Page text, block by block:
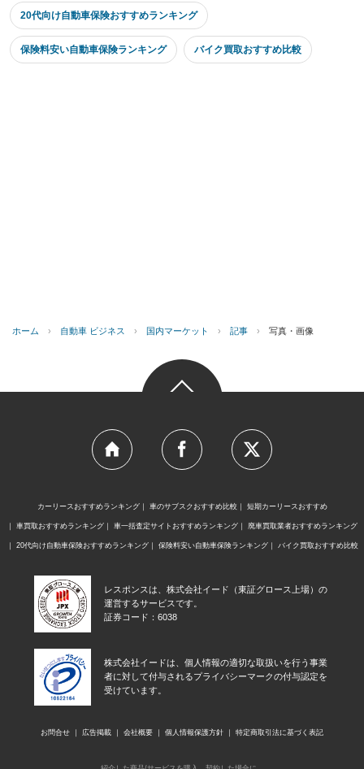
20代向け自動車保険おすすめランキング
保険料安い自動車保険ランキング バイク買取おすすめ比較
ホーム › 自動車 ビジネス › 国内マーケット › 記事 › 写真・画像
カーリースおすすめランキング 車のサブスクおすすめ比較 短期カーリースおすすめ
車買取おすすめランキング 車一括査定サイトおすすめランキング 廃車買取業者おすすめランキング
20代向け自動車保険おすすめランキング 保険料安い自動車保険ランキング バイク買取おすすめ比較
レスポンスは、株式会社イード（東証グロース上場）の
運営するサービスです。
証券コード：6038
株式会社イードは、個人情報の適切な取扱いを行う事業
者に対して付与されるプライバシーマークの付与認定を
受けています。
お問合せ 広告掲載 会社概要 個人情報保護方針 特定商取引法に基づく表記